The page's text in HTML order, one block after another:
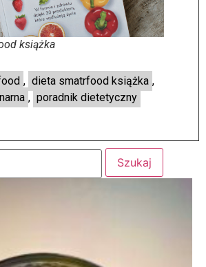
książka
, dieta smatrfood książka ,
, poradnik dietetyczny